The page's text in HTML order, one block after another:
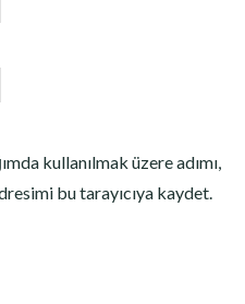
kullanılmak üzere adımı,
bu tarayıcıya kaydet.